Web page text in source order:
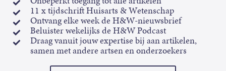
11 x tijdschrift Huisarts & Wetenschap
Ontvang elke week de H&W-nieuwsbrief
Beluister wekelijks de H&W Podcast
Draag vanuit jouw expertise bij aan artikelen,
samen met andere artsen en onderzoekers